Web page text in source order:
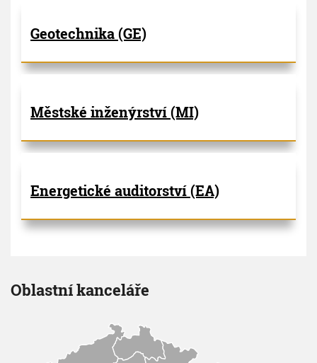
Geotechnika (GE)
Městské inženýrství (MI)
Energetické auditorství (EA)
Oblastní kanceláře